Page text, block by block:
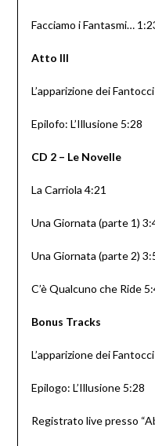
Facciamo i Fantasmi…
Atto III
L’apparizione dei
Epilofo: L’Illusione 5:28
CD 2 – Le Novelle
La Carriola 4:21
Una Giornata (parte 1)
Una Giornata (parte 2)
C’è Qualcuno che Ride
Bonus Tracks
L’apparizione dei
Epilogo: L’Illusione 5:28
Registrato live presso